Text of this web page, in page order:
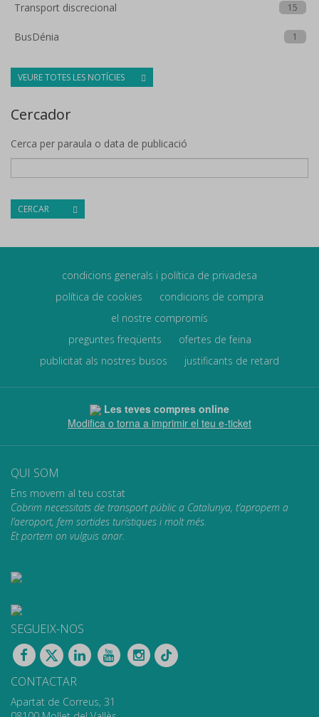
Transport discrecional 15
BusDénia 1
VEURE TOTES LES NOTÍCIES
Cercador
Cerca per paraula o data de publicació
CERCAR
condicions generals i política de privadesa
política de cookies
condicions de compra
el nostre compromís
preguntes freqüents
ofertes de feina
publicitat als nostres busos
justificants de retard
Les teves compres online
Modifica o torna a imprimir el teu e-ticket
QUI SOM
Ens movem al teu costat
Cobrim necessitats de transport públic a Catalunya, t’apropem a
l’aeroport, fem sortides turístiques i molt més.
Et portem on vulguis anar.
SEGUEIX-NOS
CONTACTAR
Apartat de Correus, 31